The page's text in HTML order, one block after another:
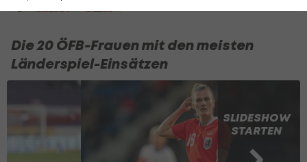
Die 20 ÖFB-Frauen mit den meisten
Länderspiel-Einsätzen
SLIDESHOW
STARTEN